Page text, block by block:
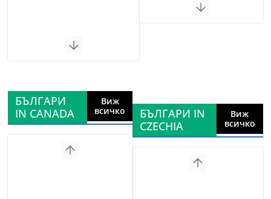
БЪЛГАРИ
IN CANADA
Виж
всичко
БЪЛГАРИ IN
CZECHIA
Виж
всичко